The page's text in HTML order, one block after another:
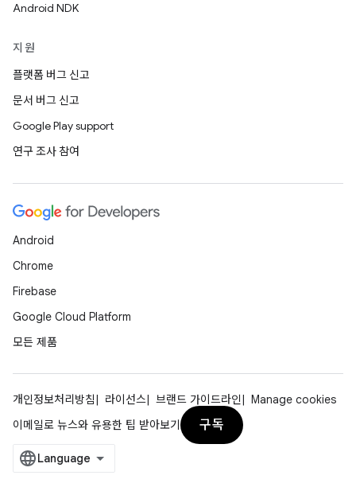
Android NDK
지원
플랫폼 버그 신고
문서 버그 신고
Google Play support
연구 조사 참여
Android
Chrome
Firebase
Google Cloud Platform
모든 제품
개인정보처리방침 라이선스 브랜드 가이드라인
Manage cookies
이메일로 뉴스와 유용한 팁 받아보기
구독